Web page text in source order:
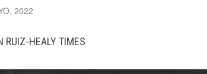
2022
RUIZ-HEALY TIMES